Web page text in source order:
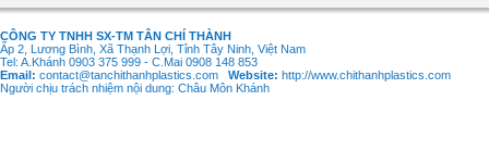
CÔNG TY TNHH SX-TM TÂN CHÍ THÀNH
Ấp 2, Lương Bình, Xã Thạnh Lợi, Tỉnh Tây Ninh, Việt Nam
Tel: A.Khánh 0903 375 999 - C.Mai 0908 148 853
Email: contact@tanchithanhplastics.com Website: http://www.chithanhplastics.com
Người chịu trách nhiệm nội dung: Châu Môn Khánh